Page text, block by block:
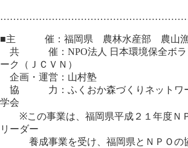
■主 催：福岡県 農林水産部 農山漁
共 催：NPO法人 日本環境保全ボラ
ーク（ＪＣＶＮ）
企画・運営：山村塾
協 力：ふくおか森づくりネットワー
学会
※この事業は、福岡県平成２１年度Ｎ
リーダー
養成事業を受け、福岡県とＮＰＯの